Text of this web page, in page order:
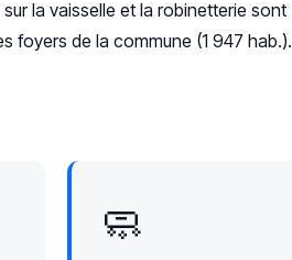
la vaisselle et la robinetterie sont
foyers de la commune (1 947 hab.).
🧼